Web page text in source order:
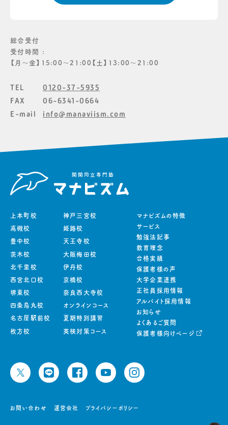
総合受付
受付時間 :
【月〜金】15:00〜21:00【土】13:00〜21:00
TEL
0120-37-5935
FAX
06-6341-0664
E-mail
info@manaviism.com
上本町校
高槻校
豊中校
茨木校
北千里校
西宮北口校
堺東校
四条烏丸校
名古屋駅前校
枚方校
神戸三宮校
姫路校
天王寺校
大阪梅田校
伊丹校
京橋校
奈良西大寺校
オンラインコース
夏期特別講習
英検対策コース
マナビズムの特徴
サービス
勉強法記事
教育理念
合格実績
保護者様の声
大学企業連携
正社員採用情報
アルバイト採用情報
お知らせ
よくあるご質問
保護者様向けページ
お問い合わせ 運営会社 プライバシーポリシー